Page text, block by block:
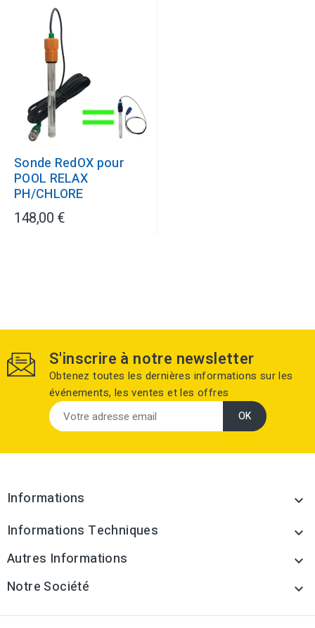
Sonde RedOX pour
POOL RELAX
PH/CHLORE
148,00 €
S'inscrire à notre newsletter
Obtenez toutes les dernières informations sur les
événements, les ventes et les offres
Informations 
Informations Techniques 
Autres Informations 
Notre Société 